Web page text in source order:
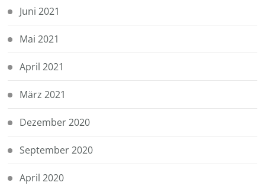
Juni 2021
Mai 2021
April 2021
März 2021
Dezember 2020
September 2020
April 2020